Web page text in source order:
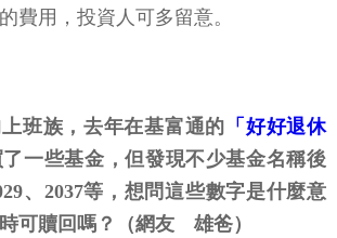
費用，投資人可多留意。
上班族，去年在基富通的 「好好退休
一些基金，但發現不少基金名稱後
、2037等，想問這些數字是什麼意
可贖回嗎？（網友 雄爸）